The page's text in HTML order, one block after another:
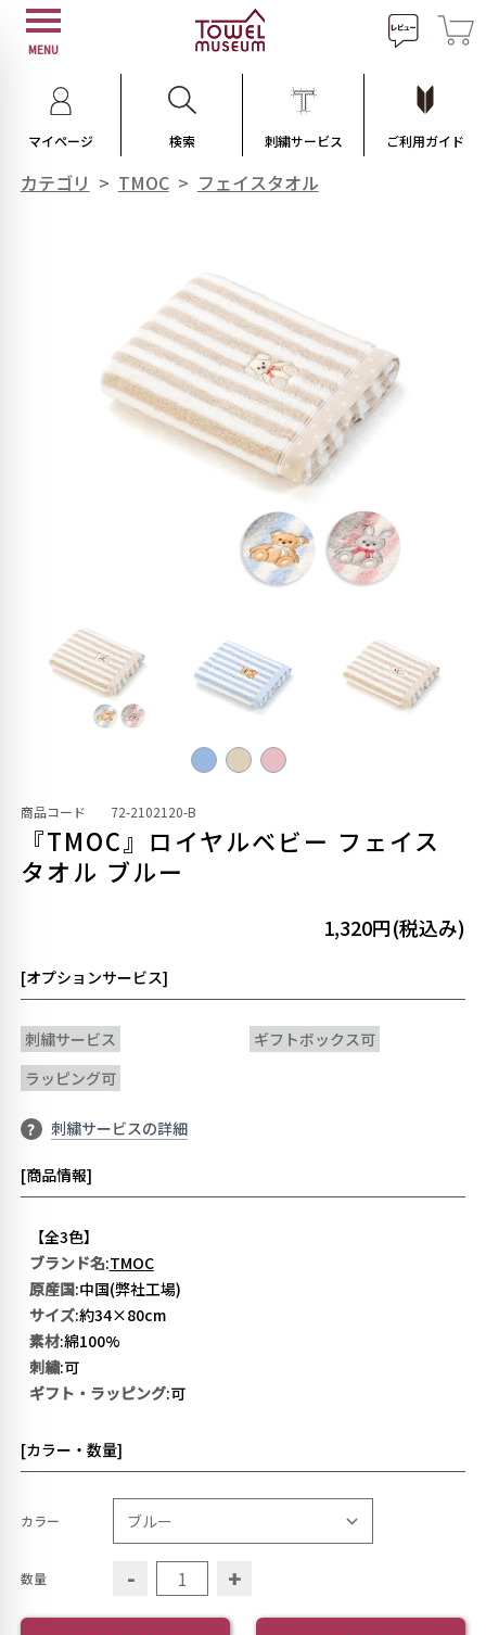
MENU
マイページ 検索 刺繍サービス ご利用ガイド
カテゴリ > TMOC > フェイスタオル
商品コード 72-2102120-B
『TMOC』ロイヤルベビー フェイス
タオル ブルー
1,320円(税込み)
[オプションサービス]
刺繍サービス
ギフトボックス可
ラッピング可
? 刺繍サービスの詳細
[商品情報]
【全3色】
ブランド名:TMOC
原産国:中国(弊社工場)
サイズ:約34×80cm
素材:綿100%
刺繍:可
ギフト・ラッピング:可
[カラー・数量]
カラー
数量 - +